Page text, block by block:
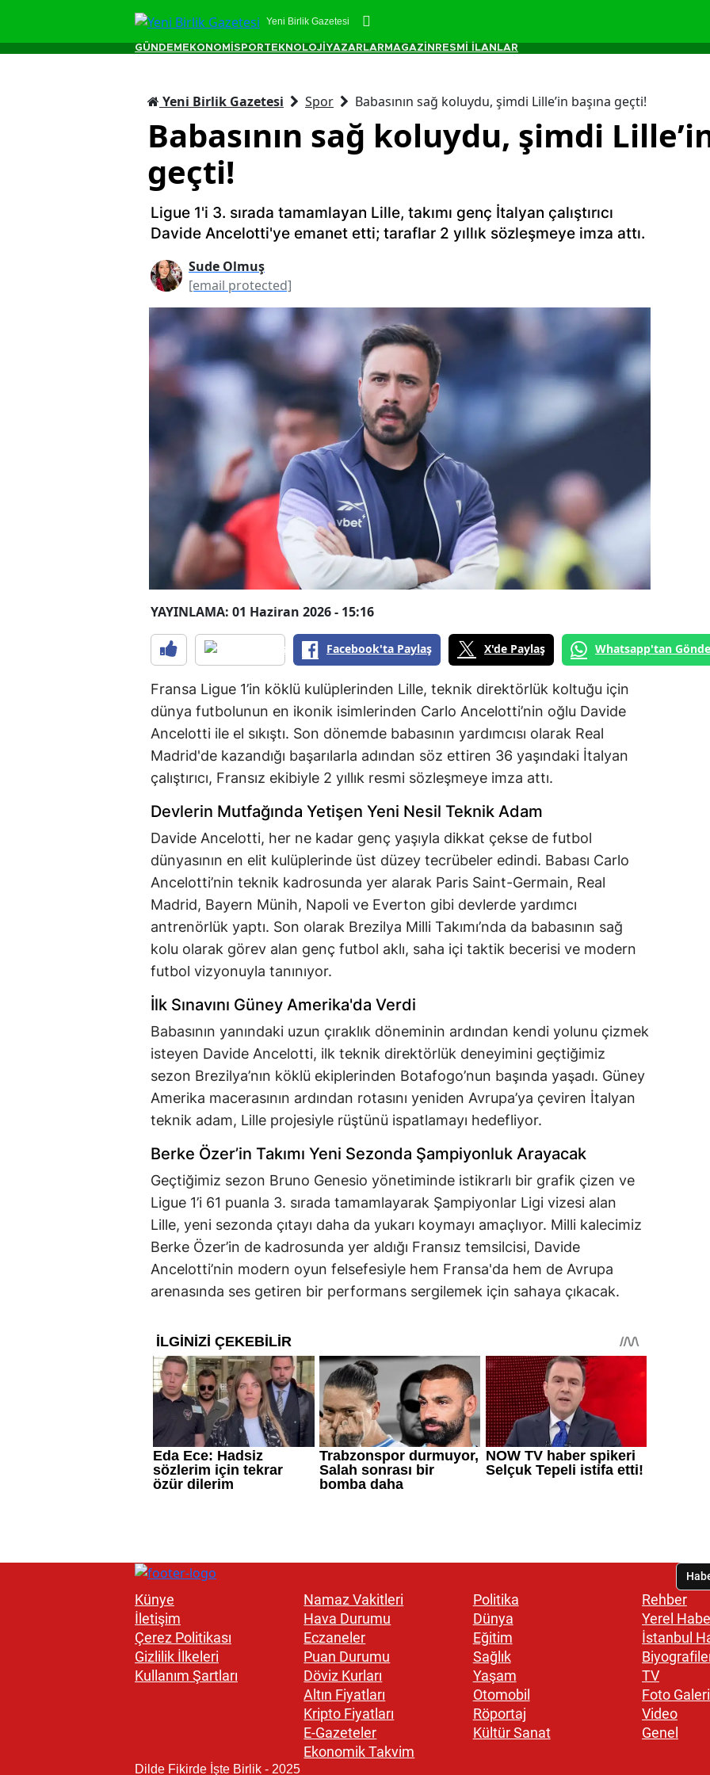
Yeni Birlik Gazetesi
GÜNDEM EKONOMİ SPORTEKNOLOJİ YAZARLAR MAGAZİN RESMİ İLANLAR
Yeni Birlik Gazetesi Spor Babasının sağ koluydu, şimdi Lille’in başına geçti!
Babasının sağ koluydu, şimdi
geçti!
Ligue 1'i 3. sırada tamamlayan Lille, takımı genç İtalyan çalıştırıcı
Davide Ancelotti'ye emanet etti; taraflar 2 yıllık sözleşmeye imza attı.
Sude Olmuş
[email protected]
YAYINLAMA: 01 Haziran 2026 - 15:16
Facebook'ta Paylaş X'de Paylaş Whatsapp'tan
Fransa Ligue 1’in köklü kulüplerinden Lille, teknik direktörlük koltuğu için
dünya futbolunun en ikonik isimlerinden Carlo Ancelotti’nin oğlu Davide
Ancelotti ile el sıkıştı. Son dönemde babasının yardımcısı olarak Real
Madrid'de kazandığı başarılarla adından söz ettiren 36 yaşındaki İtalyan
çalıştırıcı, Fransız ekibiyle 2 yıllık resmi sözleşmeye imza attı.
Devlerin Mutfağında Yetişen Yeni Nesil Teknik Adam
Davide Ancelotti, her ne kadar genç yaşıyla dikkat çekse de futbol
dünyasının en elit kulüplerinde üst düzey tecrübeler edindi. Babası Carlo
Ancelotti’nin teknik kadrosunda yer alarak Paris Saint-Germain, Real
Madrid, Bayern Münih, Napoli ve Everton gibi devlerde yardımcı
antrenörlük yaptı. Son olarak Brezilya Milli Takımı’nda da babasının sağ
kolu olarak görev alan genç futbol aklı, saha içi taktik becerisi ve modern
futbol vizyonuyla tanınıyor.
İlk Sınavını Güney Amerika'da Verdi
Babasının yanındaki uzun çıraklık döneminin ardından kendi yolunu çizmek
isteyen Davide Ancelotti, ilk teknik direktörlük deneyimini geçtiğimiz
sezon Brezilya’nın köklü ekiplerinden Botafogo’nun başında yaşadı. Güney
Amerika macerasının ardından rotasını yeniden Avrupa’ya çeviren İtalyan
teknik adam, Lille projesiyle rüştünü ispatlamayı hedefliyor.
Berke Özer’in Takımı Yeni Sezonda Şampiyonluk Arayacak
Geçtiğimiz sezon Bruno Genesio yönetiminde istikrarlı bir grafik çizen ve
Ligue 1’i 61 puanla 3. sırada tamamlayarak Şampiyonlar Ligi vizesi alan
Lille, yeni sezonda çıtayı daha da yukarı koymayı amaçlıyor. Milli kalecimiz
Berke Özer’in de kadrosunda yer aldığı Fransız temsilcisi, Davide
Ancelotti’nin modern oyun felsefesiyle hem Fransa'da hem de Avrupa
arenasında ses getiren bir performans sergilemek için sahaya çıkacak.
Künye
İletişim
Çerez Politikası
Gizlilik İlkeleri
Kullanım Şartları
Namaz Vakitleri
Hava Durumu
Eczaneler
Puan Durumu
Döviz Kurları
Altın Fiyatları
Kripto Fiyatları
E-Gazeteler
Ekonomik Takvim
Politika
Dünya
Eğitim
Sağlık
Yaşam
Otomobil
Röportaj
Kültür Sanat
Rehber
Yerel
İstanbul
TV
Foto Galeri
Video
Genel
Dilde Fikirde İşte Birlik - 2025